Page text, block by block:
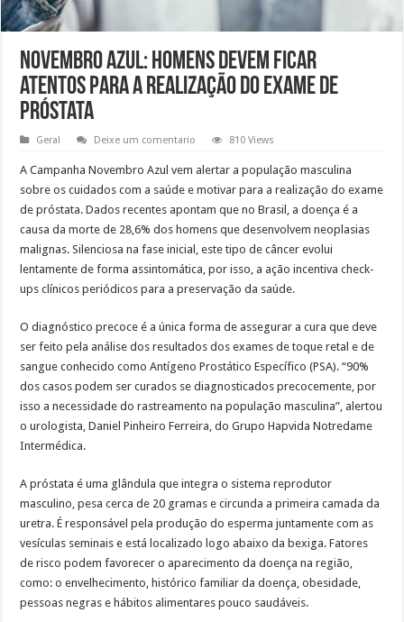
Novembro Azul: Homens devem ficar
atentos para a realização do exame de
próstata
Geral Deixe um comentario 810 Views
A Campanha Novembro Azul vem alertar a população masculina
sobre os cuidados com a saúde e motivar para a realização do exame
de próstata. Dados recentes apontam que no Brasil, a doença é a
causa da morte de 28,6% dos homens que desenvolvem neoplasias
malignas. Silenciosa na fase inicial, este tipo de câncer evolui
lentamente de forma assintomática, por isso, a ação incentiva check-
ups clínicos periódicos para a preservação da saúde.
O diagnóstico precoce é a única forma de assegurar a cura que deve
ser feito pela análise dos resultados dos exames de toque retal e de
sangue conhecido como Antígeno Prostático Específico (PSA). “90%
dos casos podem ser curados se diagnosticados precocemente, por
isso a necessidade do r​​astreamento na população masculina”, alertou
o urologista, Daniel Pinheiro Ferreira, do Grupo Hapvida Notredame
Intermédica.
A próstata é uma glândula que integra o sistema reprodutor
masculino, pesa cerca de 20 gramas e circunda a primeira camada da
uretra. É responsável pela produção do esperma juntamente com as
vesículas seminais e está localizado logo abaixo da bexiga. Fatores
de risco podem favorecer o aparecimento da doença na região,
como: o envelhecimento, histórico familiar da doença, obesidade,
pessoas negras e hábitos alimentares pouco saudáveis.